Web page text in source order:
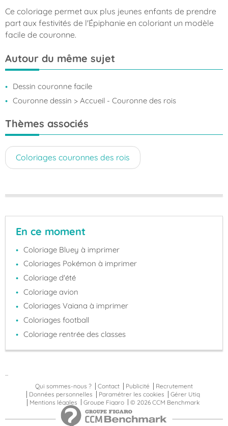
Ce coloriage permet aux plus jeunes enfants de prendre
part aux festivités de l'Épiphanie en coloriant un modèle
facile de couronne.
Autour du même sujet
Dessin couronne facile
Couronne dessin > Accueil - Couronne des rois
Thèmes associés
Coloriages couronnes des rois
En ce moment
Coloriage Bluey à imprimer
Coloriages Pokémon à imprimer
Coloriage d'été
Coloriage avion
Coloriages Vaiana à imprimer
Coloriages football
Coloriage rentrée des classes
...
Qui sommes-nous ?
Contact Publicité
Recrutement
Données personnelles
Paramétrer les cookies
Gérer Utiq
Mentions légales
Groupe Figaro © 2026 CCM Benchmark